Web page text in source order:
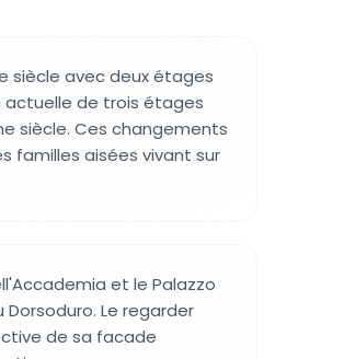
siècle avec deux étages
de trois étages
siècle. Ces changements
familles aisées vivant sur
et le Palazzo
Le regarder
de sa facade